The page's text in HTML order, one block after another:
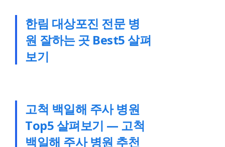
한림 대상포진 전문 병
원 잘하는 곳 Best5 살펴
보기
고척 백일해 주사 병원
Top5 살펴보기 — 고척
백일해 주사 병원 추천